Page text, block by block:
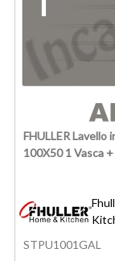
FHULLER Lavello
100X50 1 Vasca
STPU1001GAL